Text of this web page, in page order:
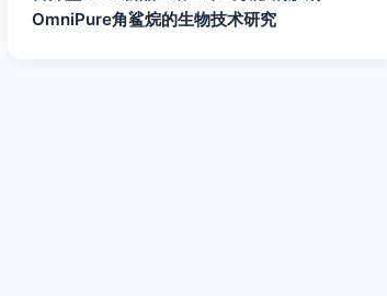
OmniPure角鲨烷的生物技术研究